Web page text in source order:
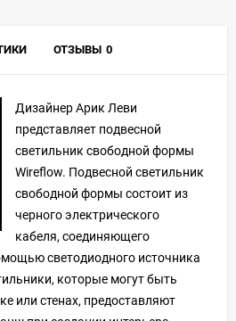
ОТЗЫВЫ 0
Дизайнер Арик Леви
представляет подвесной
светильник свободной формы
Wireflow. Подвесной светильник
свободной формы состоит из
черного электрического
кабеля, соединяющего
светодиодного источника
которые могут быть
или стенах, предоставляют